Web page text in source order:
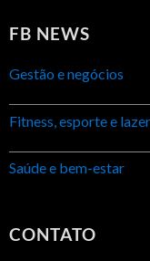
FB NEWS
Gestão e negócios
Fitness, esporte e lazer
Saúde e bem-estar
CONTATO